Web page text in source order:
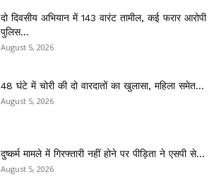
दो दिवसीय अभियान में 143 वारंट तामील, कई फरार आरोपी
पुलिस...
August 5, 2026
48 घंटे में चोरी की दो वारदातों का खुलासा, महिला समेत...
August 5, 2026
दुष्कर्म मामले में गिरफ्तारी नहीं होने पर पीड़िता ने एसपी से...
August 5, 2026